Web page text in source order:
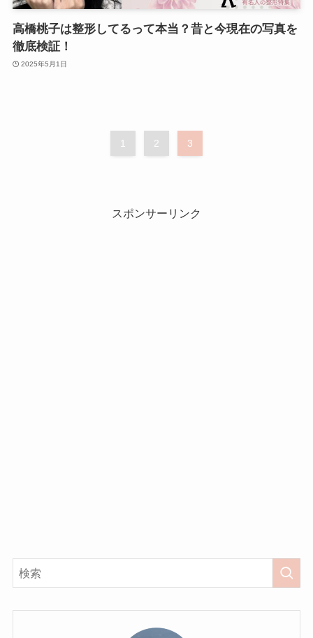
高橋桃子は整形してるって本当？昔と今現在の写真を
徹底検証！
2025年5月1日
1 2 3
スポンサーリンク